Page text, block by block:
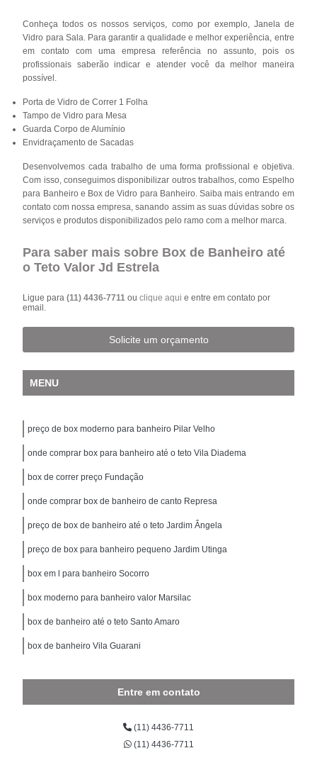
Conheça todos os nossos serviços, como por exemplo, Janela de
Vidro para Sala. Para garantir a qualidade e melhor experiência, entre
em contato com uma empresa referência no assunto, pois os
profissionais saberão indicar e atender você da melhor maneira
possível.
Porta de Vidro de Correr 1 Folha
Tampo de Vidro para Mesa
Guarda Corpo de Alumínio
Envidraçamento de Sacadas
Desenvolvemos cada trabalho de uma forma profissional e objetiva.
Com isso, conseguimos disponibilizar outros trabalhos, como Espelho
para Banheiro e Box de Vidro para Banheiro. Saiba mais entrando em
contato com nossa empresa, sanando assim as suas dúvidas sobre os
serviços e produtos disponibilizados pelo ramo com a melhor marca.
Para saber mais sobre Box de Banheiro até
o Teto Valor Jd Estrela
Ligue para(11) 4436-7711ouclique aqui e entre em contato por
email.
Solicite um orçamento
MENU
preço de box moderno para banheiro Pilar Velho
onde comprar box para banheiro até o teto Vila Diadema
box de correr preço Fundação
onde comprar box de banheiro de canto Represa
preço de box de banheiro até o teto Jardim Ângela
preço de box para banheiro pequeno Jardim Utinga
box em l para banheiro Socorro
box moderno para banheiro valor Marsilac
box de banheiro até o teto Santo Amaro
box de banheiro Vila Guarani
Entre em contato
(11) 4436-7711
(11) 4436-7711